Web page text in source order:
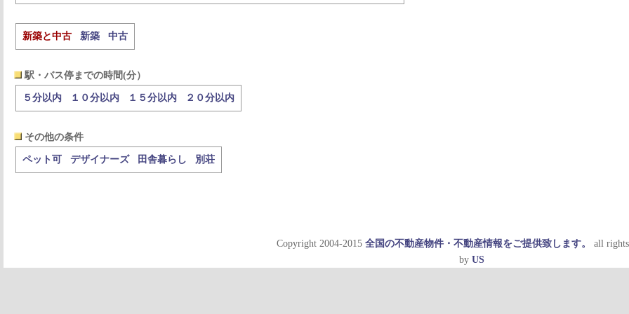
新築と中古 新築 中古
駅・バス停までの時間(分）
５分以内 １０分以内 １５分以内 ２０分以内
その他の条件
ペット可 デザイナーズ 田舎暮らし 別荘
Copyright 2004-2015 全国の不動産物件・不動産情報をご提供致します。
all rights
by US